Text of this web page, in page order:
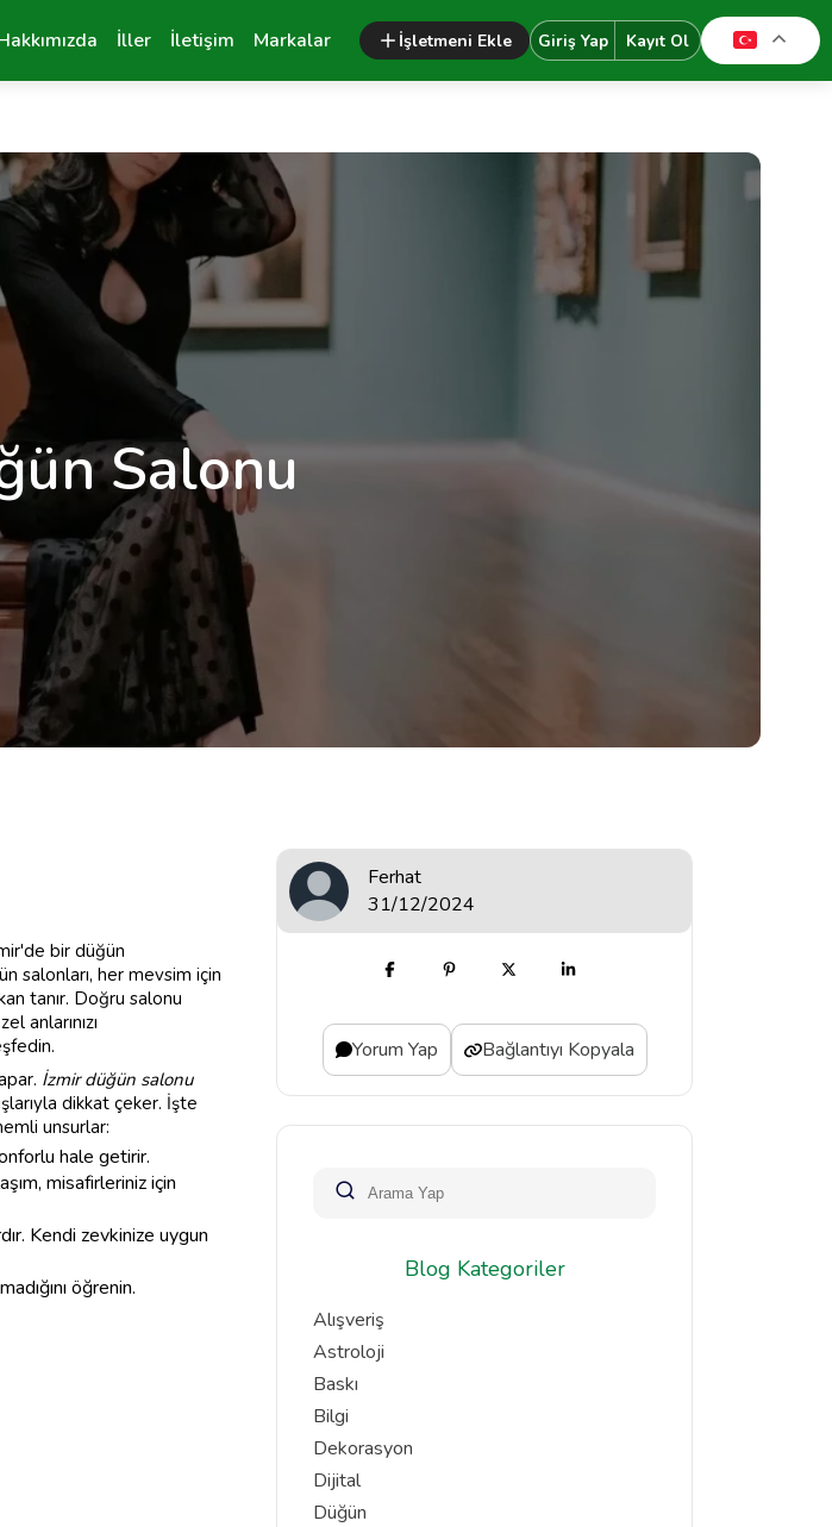
İller İletişim Markalar İşletmeni Ekle Giriş Yap Kayıt Ol
Salonu
bir düğün
salonları, her mevsim için
tanır. Doğru salonu
anlarınızı
İzmir düğün salonu
dikkat çeker. İşte
unsurlar:
hale getirir.
misafirleriniz için
Kendi zevkinize uygun
öğrenin.
Ferhat
31/12/2024
Yorum Yap Bağlantıyı Kopyala
Blog Kategoriler
Alışveriş
Astroloji
Baskı
Bilgi
Dekorasyon
Dijital
Düğün